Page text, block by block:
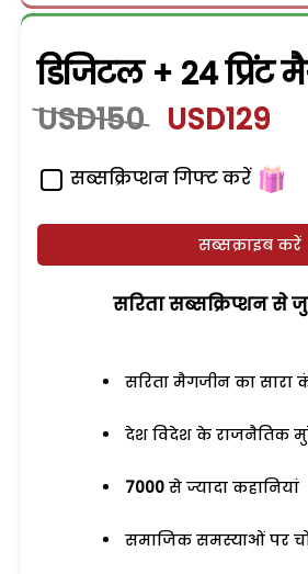
डिजिटल + 24 प्रिंट
USD150 USD129
सब्सक्रिप्शन गिफ्ट करें
सब्सक्राइब करें
सरिता सब्सक्रिप्शन से
सरिता मैगजीन का सारा
देश विदेश के राजनैतिक
7000 से ज्यादा कहानियां
समाजिक समस्याओं पर